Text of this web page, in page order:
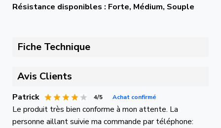
Résistance disponibles : Forte, Médium, Souple
Fiche Technique
Avis Clients
Patrick 4/5 Achat confirmé
Le produit très bien conforme à mon attente. La
personne aillant suivie ma commande par téléphone: